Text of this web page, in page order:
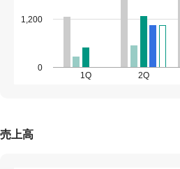
1Q 2Q
0
1,200
売上高